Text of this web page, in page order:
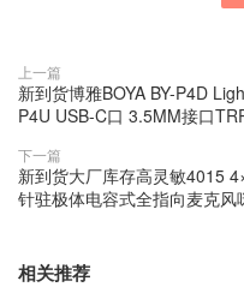
上一篇
新到货博雅BOYA BY-P4D
P4U USB-C口 3.5MM接口
下一篇
新到货大厂库存高灵敏4015
针驻极体电容式全指向麦克风
相关推荐